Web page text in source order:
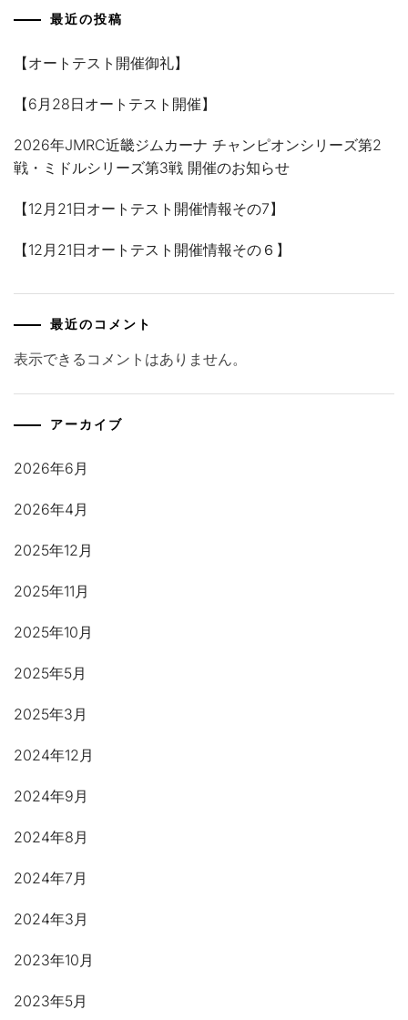
最近の投稿
【オートテスト開催御礼】
【6月28日オートテスト開催】
2026年JMRC近畿ジムカーナ チャンピオンシリーズ第2
戦・ミドルシリーズ第3戦 開催のお知らせ
【12月21日オートテスト開催情報その7】
【12月21日オートテスト開催情報その６】
最近のコメント
表示できるコメントはありません。
アーカイブ
2026年6月
2026年4月
2025年12月
2025年11月
2025年10月
2025年5月
2025年3月
2024年12月
2024年9月
2024年8月
2024年7月
2024年3月
2023年10月
2023年5月